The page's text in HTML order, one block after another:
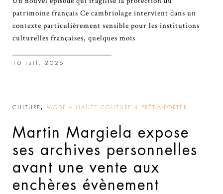
patrimoine français Ce cambriolage intervient dans un
contexte particulièrement sensible pour les institutions
culturelles françaises, quelques mois
10 juil. 2026
CULTURE , MODE – HAUTE COUTURE & PRÊT-À-PORTER
Martin Margiela expose
ses archives personnelles
avant une vente aux
enchères évènement